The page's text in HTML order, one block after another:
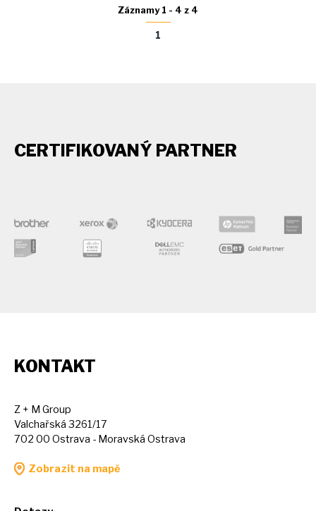
Záznamy 1 - 4 z 4
1
CERTIFIKOVANÝ PARTNER
KONTAKT
Z + M Group
Valchařská 3261/17
702 00 Ostrava - Moravská Ostrava
Zobrazit na mapě